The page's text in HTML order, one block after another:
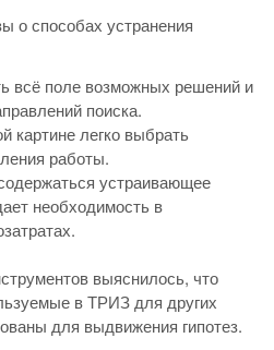
о способах устранения
всё поле возможных решений и
поиска.
картине легко выбрать
работы.
устраивающее
необходимость в
выяснилось, что
в ТРИЗ для других
для выдвижения гипотез.